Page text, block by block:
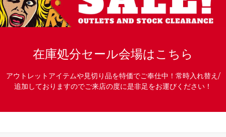
在庫処分セール会場はこちら
アウトレットアイテムや見切り品を特価でご奉仕中！常時入れ替え/
追加しておりますのでご来店の度に是非足をお運びください！